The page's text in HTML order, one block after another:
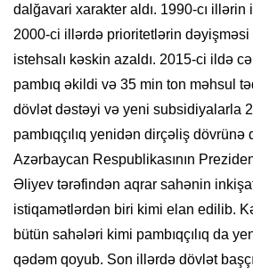
dalğavari xarakter aldı. 1990-cı
2000-ci illərdə prioritetlərin dəyişməsi
istehsalı kəskin azaldı. 2015-ci ildə
pambıq əkildi və 35 min ton məhsul
dövlət dəstəyi və yeni subsidiyalarla
pambıqçılıq yenidən dirçəliş dövrünə
Azərbaycan Respublikasının
Əliyev tərəfindən aqrar sahənin
istiqamətlərdən biri kimi elan edilib.
bütün sahələri kimi pambıqçılıq da
qədəm qoyub. Son illərdə dövlət